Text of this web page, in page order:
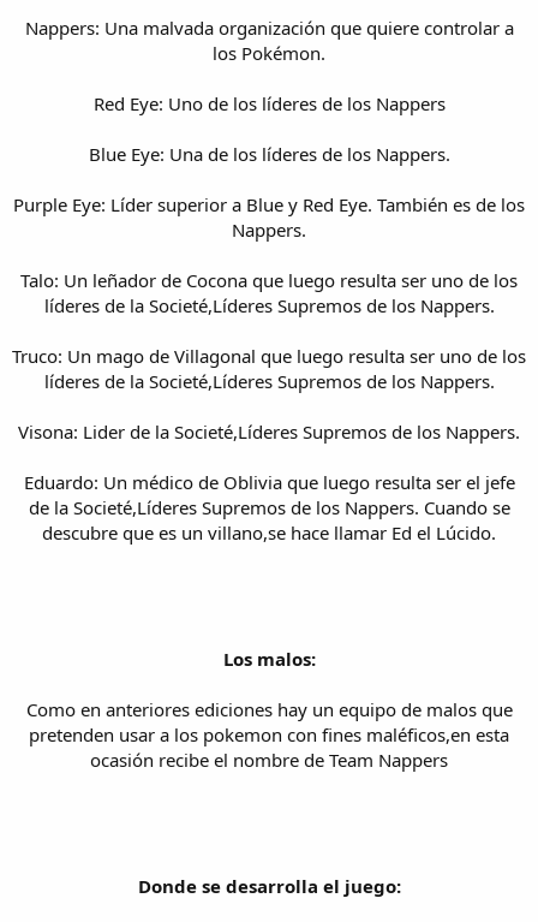
Nappers: Una malvada organización que quiere controlar a
los Pokémon.
Red Eye: Uno de los líderes de los Nappers
Blue Eye: Una de los líderes de los Nappers.
Purple Eye: Líder superior a Blue y Red Eye. También es de los
Nappers.
Talo: Un leñador de Cocona que luego resulta ser uno de los
líderes de la Societé,Líderes Supremos de los Nappers.
Truco: Un mago de Villagonal que luego resulta ser uno de los
líderes de la Societé,Líderes Supremos de los Nappers.
Visona: Lider de la Societé,Líderes Supremos de los Nappers.
Eduardo: Un médico de Oblivia que luego resulta ser el jefe
de la Societé,Líderes Supremos de los Nappers. Cuando se
descubre que es un villano,se hace llamar Ed el Lúcido.
Los malos:
Como en anteriores ediciones hay un equipo de malos que
pretenden usar a los pokemon con fines maléficos,en esta
ocasión recibe el nombre de Team Nappers
Donde se desarrolla el juego: